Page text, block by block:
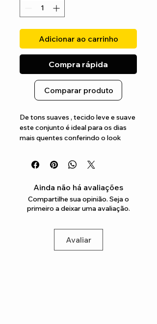
Adicionar ao carrinho
Compra rápida
Comparar produto
De tons suaves , tecido leve e suave
este conjunto é ideal para os dias
mais quentes conferindo o look
Ainda não há avaliações
Compartilhe sua opinião. Seja o
primeiro a deixar uma avaliação.
Avaliar